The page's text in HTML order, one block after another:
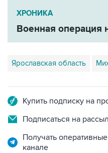
ХРОНИКА
Военная операция
Ярославская область
Купить подписку на
Подписаться на
Получать
канале